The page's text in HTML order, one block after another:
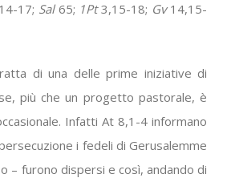
17; Sal65; 1Pt3,15-18; Gv14,15-
di una delle prime iniziative di
se, più che un progetto pastorale, è
Infatti At 8,1-4 informano
i fedeli di Gerusalemme
– furono dispersi e così, andando di